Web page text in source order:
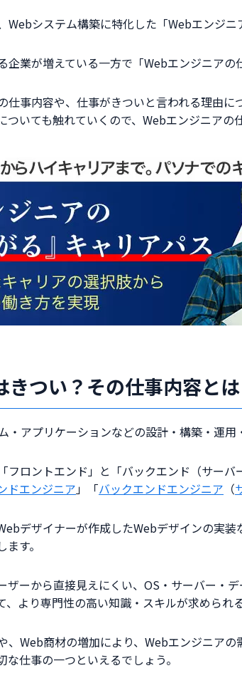
システム構築に特化した「Webエンジニ
企業が増えている一方で「Webエンジニアの
仕事内容や、仕事がきついと言われる理由
いても触れていくので、Webエンジニアの
きつい？その仕事内容とは
アプリケーションなどの設計・構築・運用
フロントエンド」と「バックエンド（サー
ドエンジニア」「バックエンドエンジニア （
デザイナーが作成したWebデザインの実装
す。
ザーから直接見えにくい、OS・サーバー・
より専門性の高い知識・スキルが求められる
、Web商材の増加により、Webエンジニア
仕事の一つといえるでしょう。